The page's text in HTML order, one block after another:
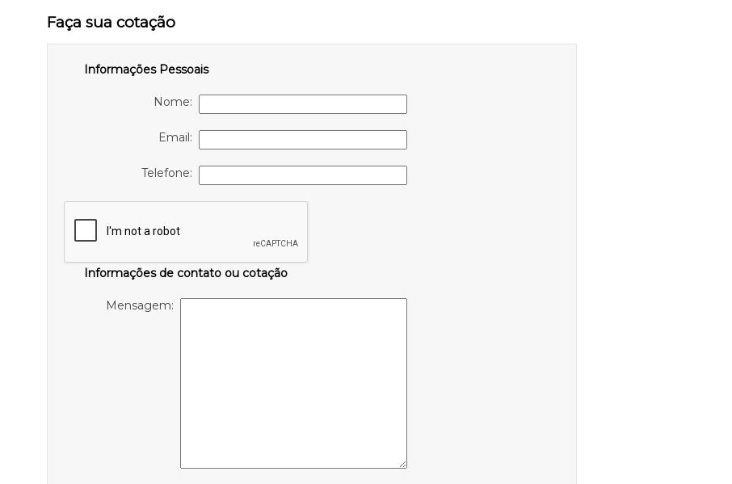
Faça sua cotação
Informações Pessoais
Nome:
Email:
Telefone:
Informações de contato ou cotação
Mensagem: